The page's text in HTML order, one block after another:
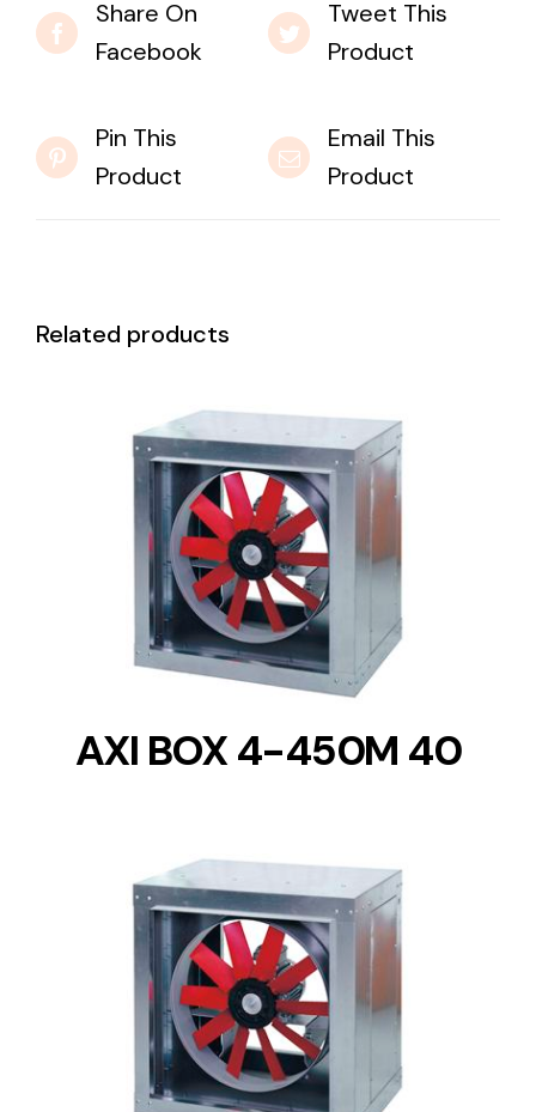
Share On
Facebook
Tweet This
Product
Pin This
Product
Email This
Product
Related products
DETAILS
AXI BOX 4-450M 40
DETAILS